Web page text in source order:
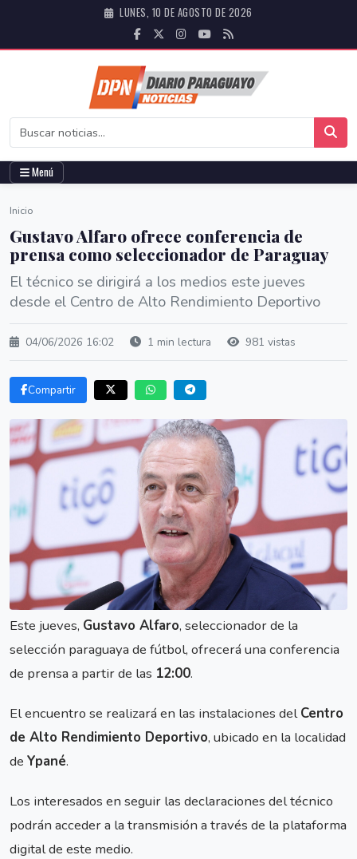
LUNES, 10 DE AGOSTO DE 2026
Menú
Inicio
Gustavo Alfaro ofrece conferencia de
prensa como seleccionador de Paraguay
El técnico se dirigirá a los medios este jueves
desde el Centro de Alto Rendimiento Deportivo
04/06/2026 16:02 1 min lectura 981 vistas
Compartir
Este jueves, Gustavo Alfaro, seleccionador de la
selección paraguaya de fútbol, ofrecerá una conferencia
de prensa a partir de las 12:00.
El encuentro se realizará en las instalaciones delCentro
de Alto Rendimiento Deportivo, ubicado en la localidad
de Ypané.
Los interesados en seguir las declaraciones del técnico
podrán acceder a la transmisión a través de la plataforma
digital de este medio.